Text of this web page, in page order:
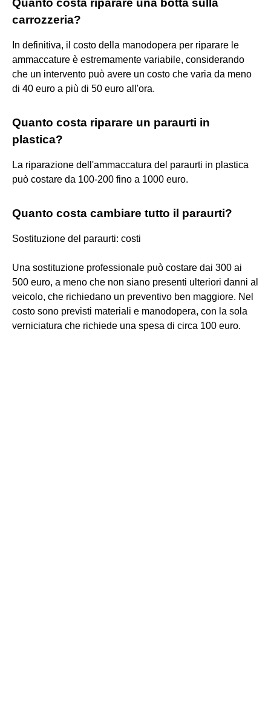
carrozzeria?
In definitiva, il costo della manodopera per riparare le
ammaccature è estremamente variabile, considerando
che un intervento può avere un costo che varia da meno
di 40 euro a più di 50 euro all'ora.
Quanto costa riparare un paraurti in
plastica?
La riparazione dell'ammaccatura del paraurti in plastica
può costare da 100-200 fino a 1000 euro.
Quanto costa cambiare tutto il paraurti?
Sostituzione del paraurti: costi
Una sostituzione professionale può costare dai 300 ai
500 euro, a meno che non siano presenti ulteriori danni al
veicolo, che richiedano un preventivo ben maggiore. Nel
costo sono previsti materiali e manodopera, con la sola
verniciatura che richiede una spesa di circa 100 euro.